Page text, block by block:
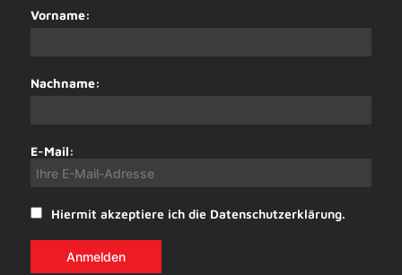
Vorname:
Nachname:
E-Mail:
Hiermit akzeptiere ich die Datenschutzerklärung.